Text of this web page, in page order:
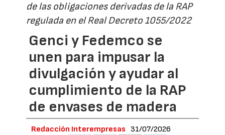
de las obligaciones derivadas de la RAP
regulada en el Real Decreto 1055/2022
Genci y Fedemco se
unen para impusar la
divulgación y ayudar al
cumplimiento de la RAP
de envases de madera
Redacción Interempresas 31/07/2026